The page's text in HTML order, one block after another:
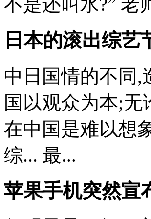
不是还叫水?” 老
日本的滚出综艺
中日国情的不同,
国以观众为本;
在中国是难以想
综... 最...
苹果手机突然宣